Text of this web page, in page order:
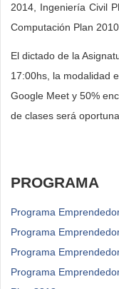
2014, Ingeniería Civil
Computación Plan 2010.
El dictado de la
17:00hs, la modalidad
Google Meet y 50%
de clases será
PROGRAMA
Programa
Programa
Programa
Programa